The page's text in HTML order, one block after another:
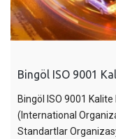
Bingöl ISO 9001
Bingöl ISO 9001
(International
Standartlar